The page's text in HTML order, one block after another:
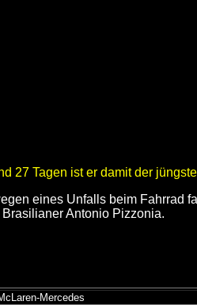
27 Tagen ist er damit der
eines Unfalls beim Fahrrad
Antonio Pizzonia.
Mercedes